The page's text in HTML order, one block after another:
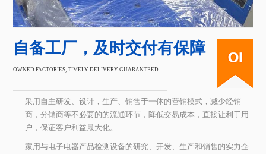
自备工厂，及时交付有保障
OWNED FACTORIES, TIMELY DELIVERY GUARANTEED
采用自主研发、设计，生产、销售于一体的营销模式，减少经销
商，分销商等不必要的的流通环节，降低交易成本，直接让利于用
户，保证客户利益最大化。
家用与电子电器产品检测设备的研究、开发、生产和销售的实力企